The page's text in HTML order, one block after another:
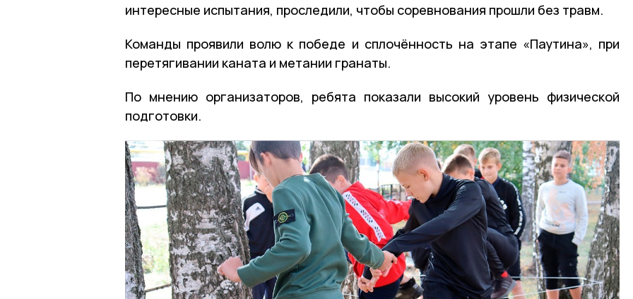
интересные испытания, проследили, чтобы соревнования прошли без травм.
Команды проявили волю к победе и сплочённость на этапе «Паутина», при
перетягивании каната и метании гранаты.
По мнению организаторов, ребята показали высокий уровень физической
подготовки.